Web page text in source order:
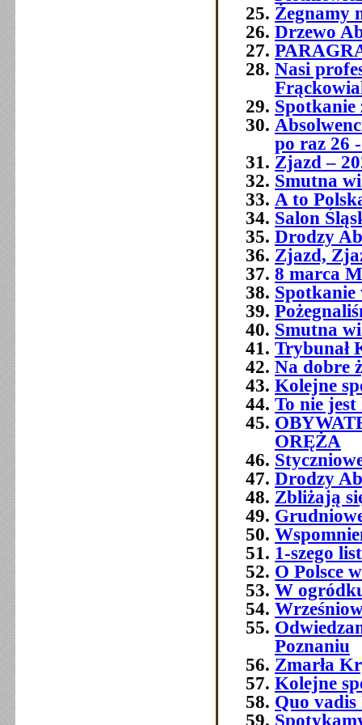
Żegnamy
Drzewo
Nasi
Spotkanie
po raz 26
Zjazd –
Smutna
A to
Salon
Drodzy
Zjazd,
8 marca
Spotkanie
Smutna
Trybunał
Na dobre
Kolejne
To nie
ORĘŻA
Drodzy
Zbliżają
1-szego
O Polsce
W
Poznaniu
Zmarła
Kolejne
Quo vadis